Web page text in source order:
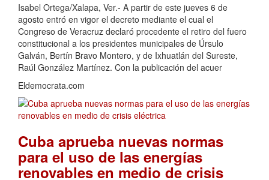
Isabel Ortega/Xalapa, Ver.- A partir de este jueves 6 de
agosto entró en vigor el decreto mediante el cual el
Congreso de Veracruz declaró procedente el retiro del fuero
constitucional a los presidentes municipales de Úrsulo
Galván, Bertín Bravo Montero, y de Ixhuatlán del Sureste,
Raúl González Martínez. Con la publicación del acuer
Eldemocrata.com
Cuba aprueba nuevas normas
para el uso de las energías
renovables en medio de crisis